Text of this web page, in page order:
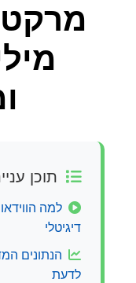
תוכן
למה
דיגיטלי
הנתונים
לדעת